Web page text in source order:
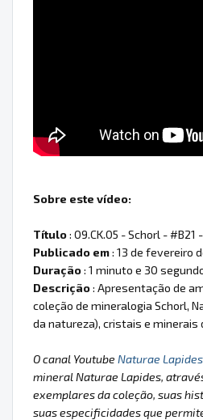
Sobre este vídeo:
Título: 09.CK.05 - Schorl - #B21
Publicado em: 13 de fevereiro
Duração: 1 minuto e 30
Descrição: Apresentação de
coleção de mineralogia Schorl,
da natureza), cristais e minerais
O canal Youtube Naturae Lapides
mineral Naturae Lapides,
exemplares da coleção, suas
suas especificidades que